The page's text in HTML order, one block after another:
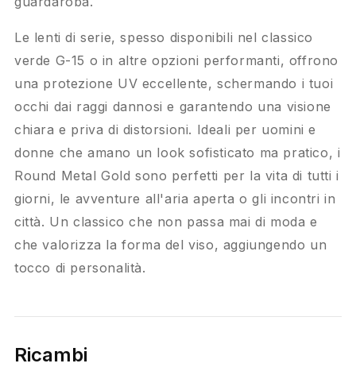
Le lenti di serie, spesso disponibili nel classico
verde G-15 o in altre opzioni performanti, offrono
una protezione UV eccellente, schermando i tuoi
occhi dai raggi dannosi e garantendo una visione
chiara e priva di distorsioni. Ideali per uomini e
donne che amano un look sofisticato ma pratico, i
Round Metal Gold sono perfetti per la vita di tutti i
giorni, le avventure all'aria aperta o gli incontri in
città. Un classico che non passa mai di moda e
che valorizza la forma del viso, aggiungendo un
tocco di personalità.
Ricambi